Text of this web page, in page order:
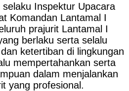
Inspektur Upacara
Komandan Lantamal I
prajurit Lantamal I
berlaku serta selalu
ketertiban di lingkungan
mempertahankan serta
dalam menjalankan
yang profesional.